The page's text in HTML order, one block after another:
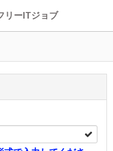
リーITジョブ